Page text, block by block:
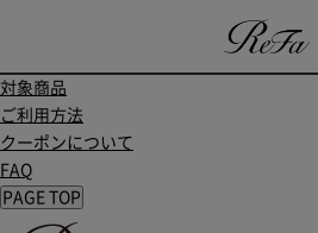
対象商品
ご利用方法
クーポンについて
FAQ
PAGE TOP